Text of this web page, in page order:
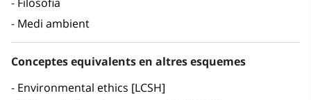
Medi ambient
Conceptes equivalents en altres esquemes
Environmental ethics [LCSH]